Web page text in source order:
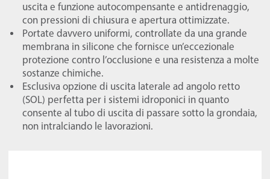
uscita e funzione autocompensante e antidrenaggio,
con pressioni di chiusura e apertura ottimizzate.
Portate davvero uniformi, controllate da una grande
membrana in silicone che fornisce un’eccezionale
protezione contro l’occlusione e una resistenza a molte
sostanze chimiche.
Esclusiva opzione di uscita laterale ad angolo retto
(SOL) perfetta per i sistemi idroponici in quanto
consente al tubo di uscita di passare sotto la grondaia,
non intralciando le lavorazioni.